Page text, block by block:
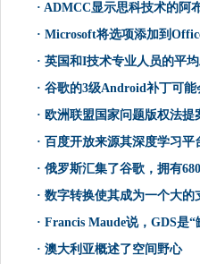
· ADMCC显示思科技术的阿
· Microsoft将选项添加到
· 英国和I技术专业人员的平
· 谷歌的3级Android补丁可能
· 欧洲联盟国家问题版权法提
· 百度开放来源其深度学习平
· 俄罗斯汇集了谷歌，拥有
· 数字转换使其成为一个大的
· Francis Maude说，GDS是
· 澳大利亚概述了空间野心